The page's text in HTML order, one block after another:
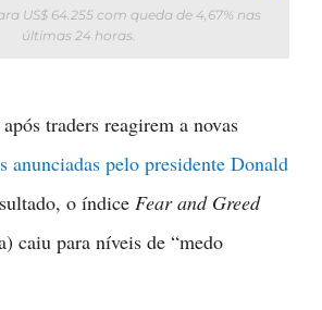
US$ 64.255 com queda de 4,67% nas
últimas 24 horas.
traders reagirem a novas
anunciadas pelo presidente Donald
o índice Fear and Greed
caiu para níveis de “medo